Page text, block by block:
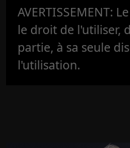
AVERTISSEMENT:
le droit de l'utiliser,
partie, à sa seule
l'utilisation.